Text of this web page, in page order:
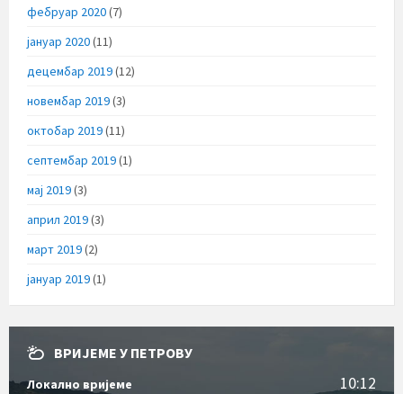
фебруар 2020(7)
јануар 2020(11)
децембар 2019(12)
новембар 2019(3)
октобар 2019(11)
септембар 2019(1)
мај 2019(3)
април 2019(3)
март 2019(2)
јануар 2019(1)
ВРИЈЕМЕ У ПЕТРОВУ
Локално вријеме 10:12